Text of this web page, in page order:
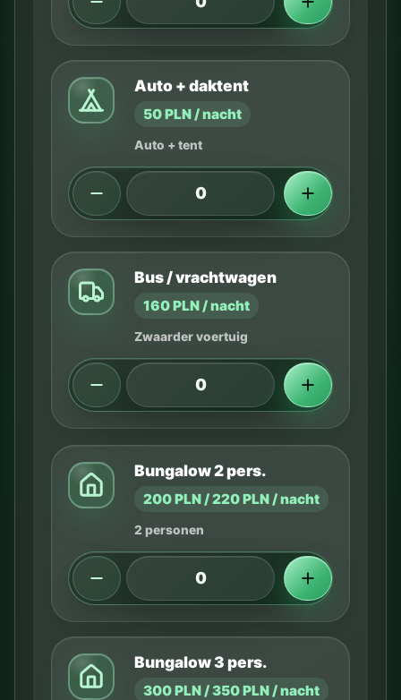
Auto + daktent
50 PLN / nacht
Auto + tent
Bus / vrachtwagen
160 PLN / nacht
Zwaarder voertuig
Bungalow 2 pers.
200 PLN / 220 PLN / nacht
2 personen
Bungalow 3 pers.
300 PLN / 350 PLN / nacht